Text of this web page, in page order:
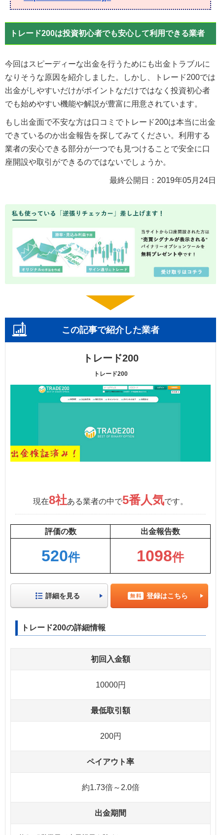
トレード200は投資初心者でも安心して利用できる業者
今回はスピーディーな出金を行うためにも出金トラブルに
なりそうな原因を紹介しました。しかし、トレード200では
出金がしやすいだけがポイントなだけではなく投資初心者
でも始めやすい機能や解説が豊富に用意されています。
もし出金面で不安な方は口コミでトレード200は本当に出金
できているのか出金報告を探してみてください。利用する
業者の安心できる部分が一つでも見つけることで安全に口
座開設や取引ができるのではないでしょうか。
最終公開日： 2019年05月24日
この記事で紹介した業者
トレード200
トレード200
現在8社ある業者の中で5番人気です。
評価の数 出金報告数
520件 1098件
詳細を見る 登録はこちら
トレード200の詳細情報
初回入金額
10000円
最低取引額
200円
ペイアウト率
約1.73倍～2.0倍
出金期間